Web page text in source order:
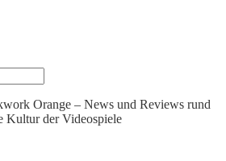
Orange – News und Reviews rund
Kultur der Videospiele